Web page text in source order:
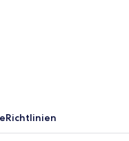
Richtlinien